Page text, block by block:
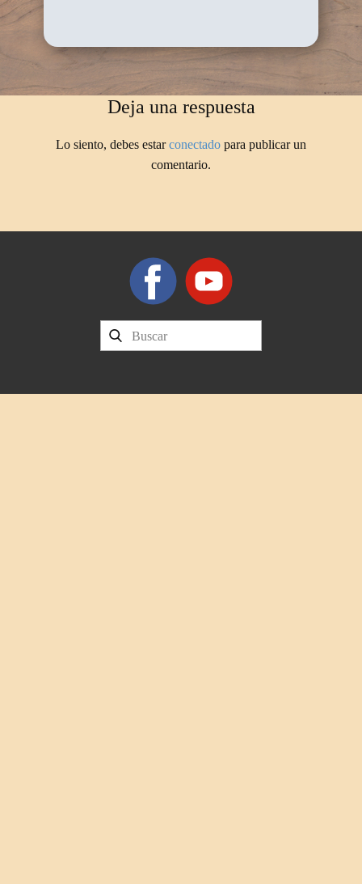
Deja una respuesta
Lo siento, debes estarconectado para publicar un
comentario.